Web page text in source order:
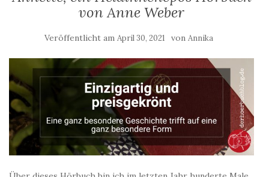
von Anne Weber
Veröffentlicht am April 30, 2021 von Annika